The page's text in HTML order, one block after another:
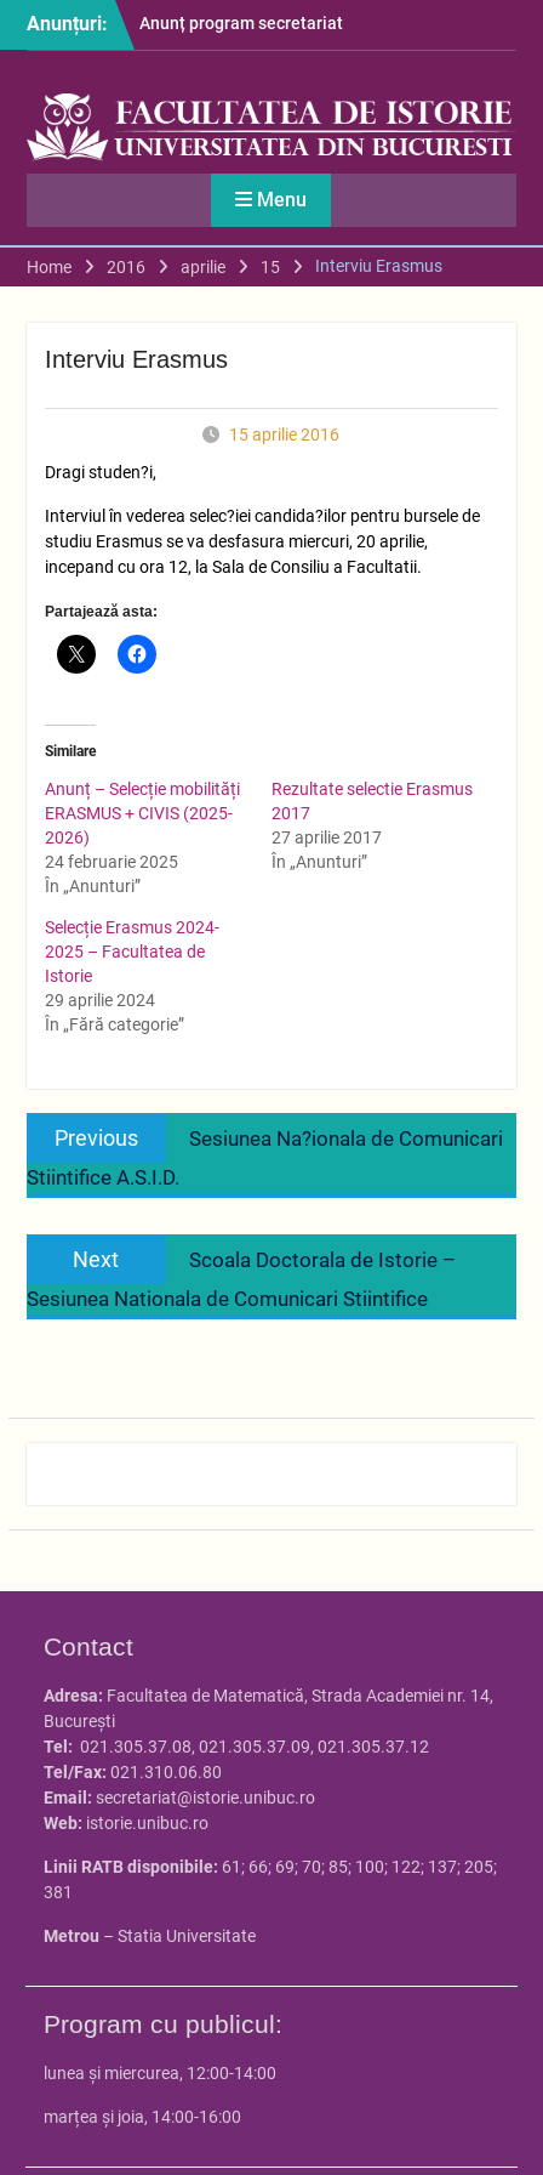
Anunțuri:
Anunț program secretariat
– luna august
2026
S-au afișat informațiile
despre cazarea studenților
în anul universitar 2026-
Menu
Home 2016 aprilie 15 Interviu Erasmus
Interviu Erasmus
15 aprilie 2016
Dragi studen?i,
Interviul în vederea selec?iei candida?ilor pentru bursele de
studiu Erasmus se va desfasura miercuri, 20 aprilie,
incepand cu ora 12, la Sala de Consiliu a Facultatii.
Partajează asta:
Similare
Anunț – Selecție mobilități
ERASMUS + CIVIS (2025-
2026)
24 februarie 2025
În „Anunturi”
Rezultate selectie Erasmus
2017
27 aprilie 2017
În „Anunturi”
Selecție Erasmus 2024-
2025 – Facultatea de
Istorie
29 aprilie 2024
În „Fără categorie”
Navigare
articole
Previous
Previous
post:
Sesiunea Na?ionala de Comunicari
Stiintifice A.S.I.D.
Next
post:
Scoala Doctorala de Istorie –
Sesiunea Nationala de Comunicari Stiintifice
Contact
Adresa: Facultatea de Matematică, Strada Academiei nr. 14,
Bucureşti
Tel: 021.305.37.08, 021.305.37.09, 021.305.37.12
Tel/Fax: 021.310.06.80
Email: secretariat@istorie.unibuc.ro
Web: istorie.unibuc.ro
Linii RATB disponibile: 61; 66; 69; 70; 85; 100; 122; 137; 205;
381
Metrou – Statia Universitate
Program cu publicul:
lunea și miercurea, 12:00-14:00
marțea și joia, 14:00-16:00